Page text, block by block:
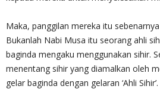
Maka, panggilan mereka itu
Bukanlah Nabi Musa itu seorang ahli
baginda mengaku menggunakan sihir.
menentang sihir yang diamalkan oleh
gelar baginda dengan gelaran ‘Ahli Sihir’.